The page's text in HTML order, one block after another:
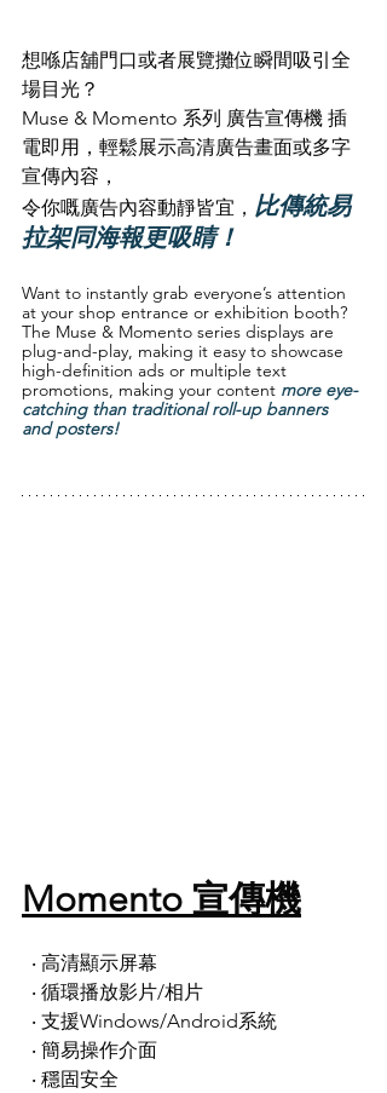
想喺店舖門口或者展覽攤位瞬間吸引全
場目光？
Muse & Momento 系列 廣告宣傳機 插
電即用，輕鬆展示高清廣告畫面或多字
宣傳內容，
令你嘅廣告內容動靜皆宜， 比傳統易
拉架同海報更吸睛！
Want to instantly grab everyone’s attention
at your shop entrance or exhibition booth?
The Muse & Momento series displays are
plug-and-play, making it easy to showcase
high-definition ads or multiple text
promotions, making your content more eye-
catching than traditional roll-up banners
and posters!
Momento 宣傳機
‧ 高清顯示屏幕
‧ 循環播放影片/相片
‧ 支援Windows/Android系統
‧ 簡易操作介面
‧ 穩固安全